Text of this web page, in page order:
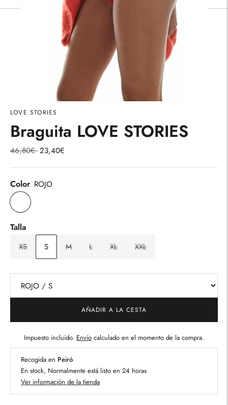
LOVE STORIES
Braguita LOVE STORIES
46,80€Precio
23,40€
Color ROJO
Talla
XS S M L XL XXL
AÑADIR A LA CESTA
Impuesto incluido. Envío calculado en el momento de la compra.
Recogida en Peiró
En stock, Normalmente está listo en 24 horas
Ver información de la tienda